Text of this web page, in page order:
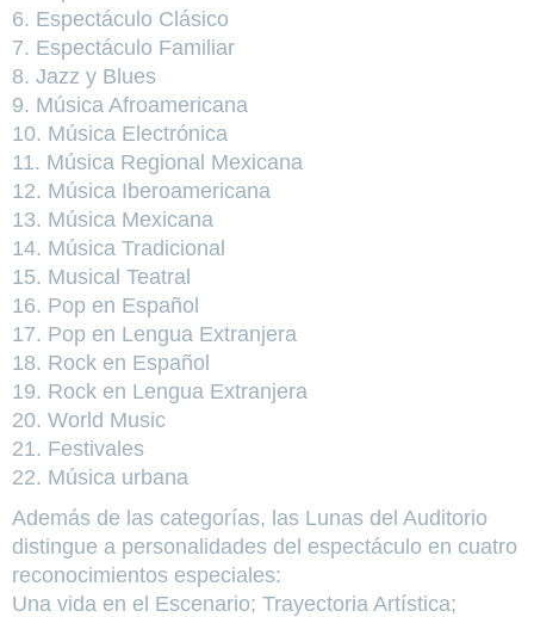
6. Espectáculo Clásico
7. Espectáculo Familiar
8. Jazz y Blues
9. Música Afroamericana
10. Música Electrónica
11. Música Regional Mexicana
12. Música Iberoamericana
13. Música Mexicana
14. Música Tradicional
15. Musical Teatral
16. Pop en Español
17. Pop en Lengua Extranjera
18. Rock en Español
19. Rock en Lengua Extranjera
20. World Music
21. Festivales
22. Música urbana
Además de las categorías, las Lunas del Auditorio
distingue a personalidades del espectáculo en cuatro
reconocimientos especiales:
Una vida en el Escenario; Trayectoria Artística;